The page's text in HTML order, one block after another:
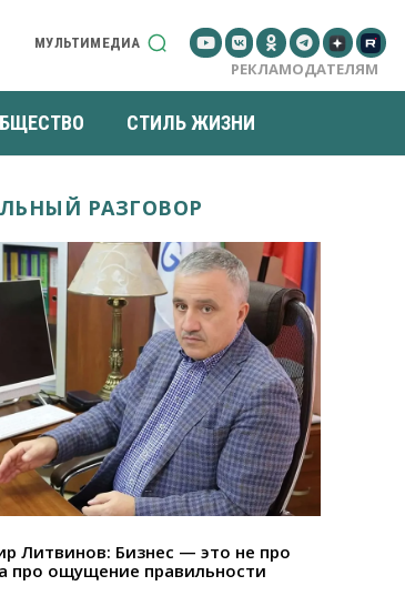
МУЛЬТИМЕДИА
РЕКЛАМОДАТЕЛЯМ
СТИЛЬ ЖИЗНИ
РАЗГОВОР
Литвинов: Бизнес — это не про
про ощущение правильности